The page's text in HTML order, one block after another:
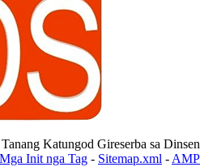
Katungod Gireserba sa Dinsen
Mga Init nga Tag - Sitemap.xml - AMP